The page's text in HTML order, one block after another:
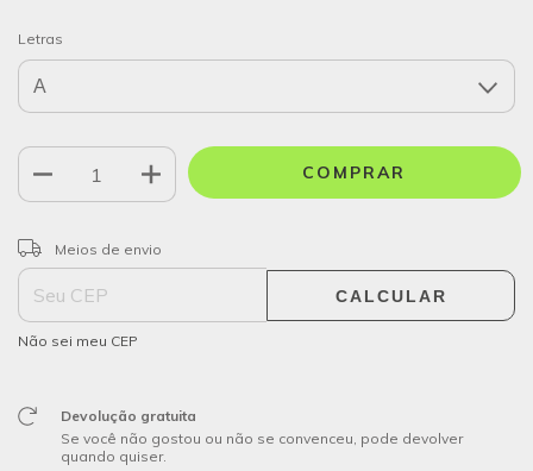
Letras
Entregas para o CEP:
Meios de envio
CALCULAR
Não sei meu CEP
Devolução gratuita
Se você não gostou ou não se convenceu, pode devolver
quando quiser.